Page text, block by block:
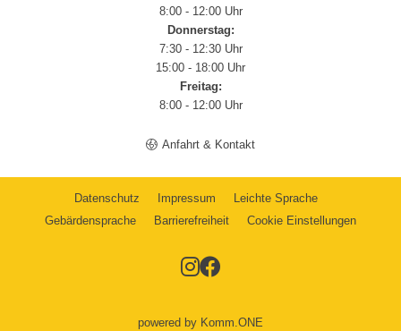
8:00 - 12:00 Uhr
Donnerstag:
7:30 - 12:30 Uhr
15:00 - 18:00 Uhr
Freitag:
8:00 - 12:00 Uhr
Anfahrt & Kontakt
Datenschutz Impressum
Leichte Sprache
Gebärdensprache
Barrierefreiheit Cookie Einstellungen
powered by Komm.ONE